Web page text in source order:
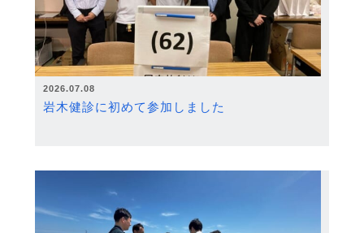
2026.07.08
岩木健診に初めて参加しました